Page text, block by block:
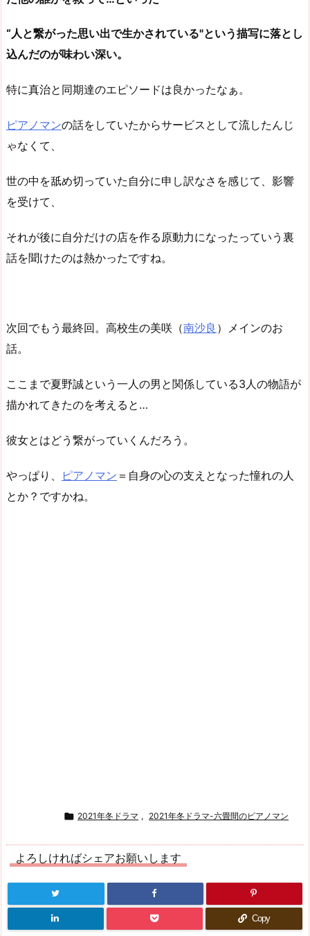
“人と繋がった思い出で生かされている"という描写に落とし
込んだのが味わい深い。
特に真治と同期達のエピソードは良かったなぁ。
ピアノマンの話をしていたからサービスとして流したんじ
ゃなくて、
世の中を舐め切っていた自分に申し訳なさを感じて、影響
を受けて、
それが後に自分だけの店を作る原動力になったっていう裏
話を聞けたのは熱かったですね。
次回でもう最終回。高校生の美咲（南沙良 ）メインのお
話。
ここまで夏野誠という一人の男と関係している3人の物語が
描かれてきたのを考えると…
彼女とはどう繋がっていくんだろう。
やっぱり、 ピアノマン ＝自身の心の支えとなった憧れの人
とか？ですかね。
 2021年冬ドラマ , 2021年冬ドラマ-六畳間のピアノマン
よろしければシェアお願いします
Copy